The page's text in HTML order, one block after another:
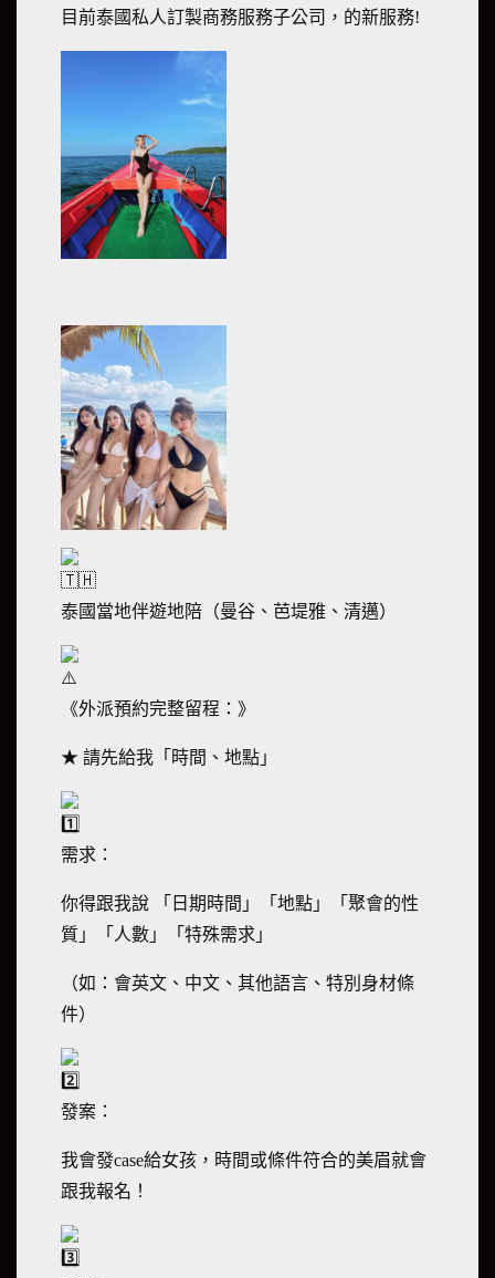
目前泰國私人訂製商務服務子公司，的新服務!
泰國當地伴遊地陪（曼谷、芭堤雅、清邁）
《外派預約完整留程：》
★ 請先給我「時間、地點」
需求：
你得跟我說 「日期時間」「地點」「聚會的性
質」「人數」「特殊需求」
（如：會英文、中文、其他語言、特別身材條
件）
發案：
我會發case給女孩，時間或條件符合的美眉就會
跟我報名！